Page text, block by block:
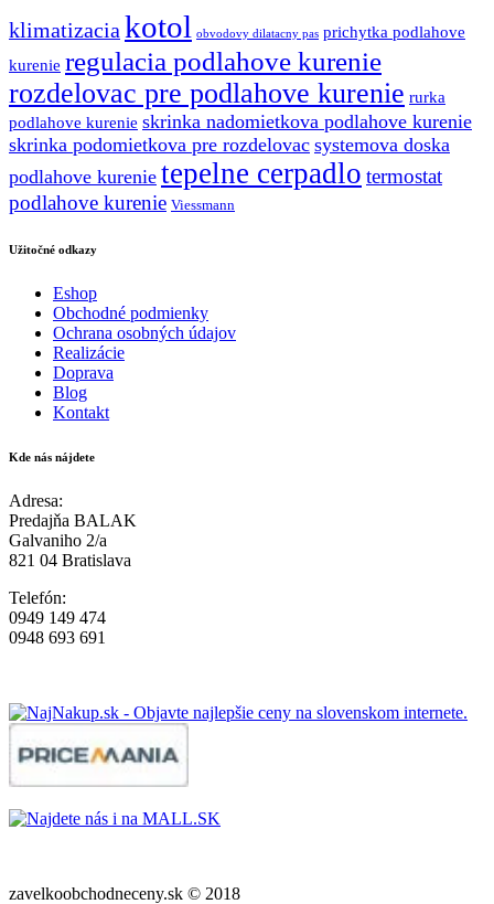
klimatizacia kotol obvodovy dilatacny pas prichytka podlahove
kurenie regulacia podlahove kurenie
rozdelovac pre podlahove kurenie rurka
podlahove kurenie skrinka nadomietkova podlahove kurenie
skrinka podomietkova pre rozdelovac systemova doska
podlahove kurenie tepelne cerpadlo termostat
podlahove kurenie Viessmann
Užitočné odkazy
Eshop
Obchodné podmienky
Ochrana osobných údajov
Realizácie
Doprava
Blog
Kontakt
Kde nás nájdete
Adresa:
Predajňa BALAK
Galvaniho 2/a
821 04 Bratislava
Telefón:
0949 149 474
0948 693 691
zavelkoobchodneceny.sk © 2018